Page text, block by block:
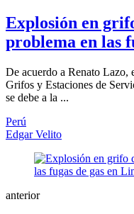
Explosión en
problema en las
De acuerdo a Renato Lazo,
Grifos y Estaciones de
se debe a la ...
Perú
Edgar Velito
anterior